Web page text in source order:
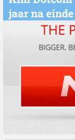
jaar na